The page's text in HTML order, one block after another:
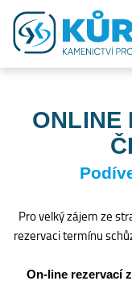
ONLINE
Pro velký zájem ze
rezervaci termínu
On-line rezervací